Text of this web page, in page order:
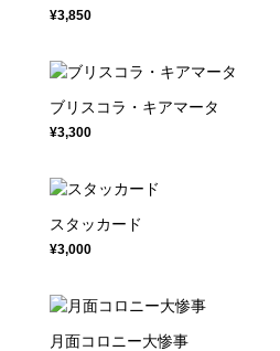
¥3,850
ブリスコラ・キアマータ
¥3,300
スタッカード
¥3,000
月面コロニー大惨事